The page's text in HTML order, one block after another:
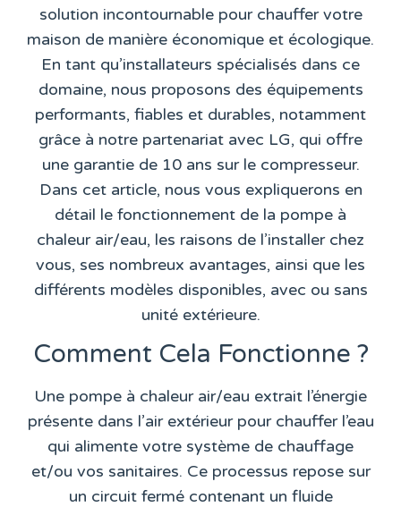
solution incontournable pour chauffer votre
maison de manière économique et écologique.
En tant qu’installateurs spécialisés dans ce
domaine, nous proposons des équipements
performants, fiables et durables, notamment
grâce à notre partenariat avec LG, qui offre
une garantie de 10 ans sur le compresseur.
Dans cet article, nous vous expliquerons en
détail le fonctionnement de la pompe à
chaleur air/eau, les raisons de l’installer chez
vous, ses nombreux avantages, ainsi que les
différents modèles disponibles, avec ou sans
unité extérieure.
Comment Cela Fonctionne ?
Une pompe à chaleur air/eau extrait l’énergie
présente dans l’air extérieur pour chauffer l’eau
qui alimente votre système de chauffage
et/ou vos sanitaires. Ce processus repose sur
un circuit fermé contenant un fluide